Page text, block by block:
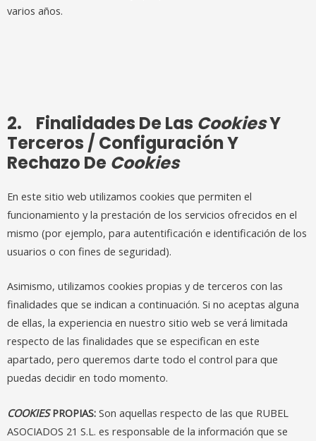
varios años.
2. Finalidades De Las CookiesY
Terceros / Configuración Y
Rechazo De Cookies
En este sitio web utilizamos cookies que permiten el
funcionamiento y la prestación de los servicios ofrecidos en el
mismo (por ejemplo, para autentificación e identificación de los
usuarios o con fines de seguridad).
Asimismo, utilizamos cookies propias y de terceros con las
finalidades que se indican a continuación. Si no aceptas alguna
de ellas, la experiencia en nuestro sitio web se verá limitada
respecto de las finalidades que se especifican en este
apartado, pero queremos darte todo el control para que
puedas decidir en todo momento.
COOKIESPROPIAS: Son aquellas respecto de las que RUBEL
ASOCIADOS 21 S.L. es responsable de la información que se